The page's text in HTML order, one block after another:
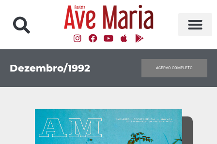
Dezembro/1992 ACERVO COMPLETO